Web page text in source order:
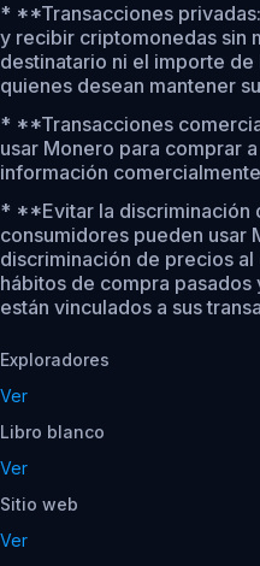
* **Transacciones
y recibir criptomonedas sin
destinatario ni el importe de
quienes desean mantener
* **Transacciones
usar Monero para comprar
información
* **Evitar la discriminación
consumidores pueden usar
discriminación de precios
hábitos de compra
están vinculados a sus
Exploradores
Ver
Libro blanco
Ver
Sitio web
Ver